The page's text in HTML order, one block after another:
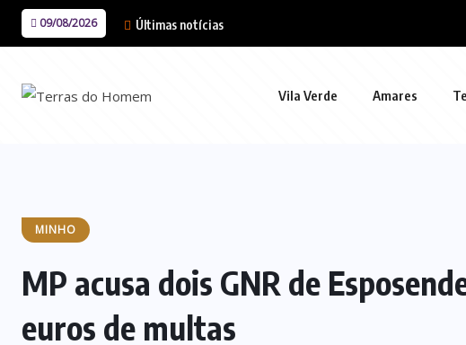
09/08/2026 Últimas notícias
Vila Verde Amares
MINHO
MP acusa dois GNR de
euros de multas